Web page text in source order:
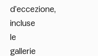
d’eccezione,
incluse
le
gallerie